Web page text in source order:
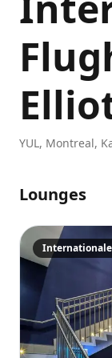
YUL, Montreal,
Lounges